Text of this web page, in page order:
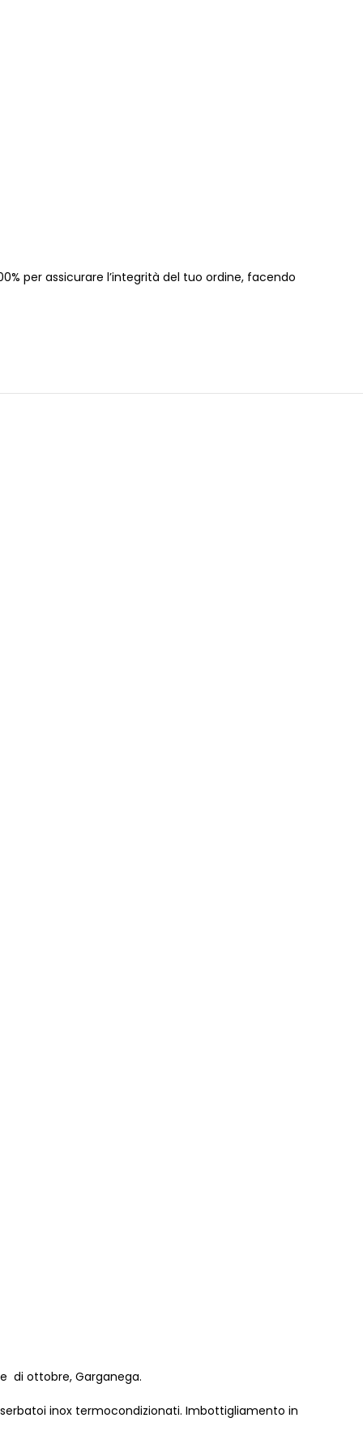
per assicurare l’integrità del tuo ordine, facendo
di ottobre, Garganega.
inox termocondizionati. Imbottigliamento in